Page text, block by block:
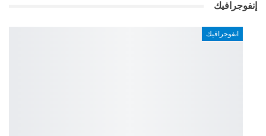
إنفوجرافيك
انفوجرافيك